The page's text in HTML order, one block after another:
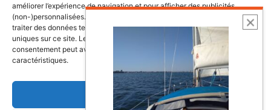
améliorer l’expérience de navigation et pour afficher des publicités
(non-)personnalisées. Consentir à ces technologies nous autorisera à
traiter des données telles que le comportement de navigation ou les ID
uniques sur ce site. Le fait de ne pas consentir ou de retirer son
consentement peut avoir un effet négatif sur certaines fonctonnalités et
caractéristiques.
Accepter